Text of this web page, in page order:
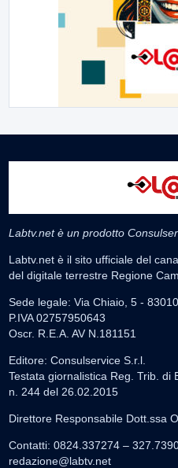
Labtv.net è un prodotto
Labtv.net è il sito ufficiale del
del digitale terrestre Regione
Sede legale: Via Chiaio, 5 -
P.IVA 02757950643
Oscr. R.E.A. AV N.181151
Editore: Consulservice S.r.l.
Testata giornalistica Reg. Trib. di
n. 244 del 26.02.2015
Direttore Responsabile Dott.ssa
Contatti: 0824.337274 –
redazione@labtv.net